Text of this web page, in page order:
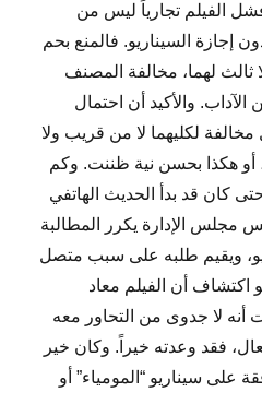
الفيلم تجارياً ليس من
إجازة السيناريو. فالمنع بحم
ثالث لهما، مخالفة المصنف
الآداب. والأكيد أن احتمال
مخالفة لكليهما لا من قريب ولا
أو هكذا بحسن نية ظننت. وكم
كان قد بدأ الحديث الهاتفي
الإدارة يكرر المطالبة
ويقيم طلبه على سبب متصل
اكتشاف أن الفيلم معاد
أنه لا جدوى من التحاور معه
فقد وعدته خيراً. وكان خير
على سيناريو “المومياء” أو